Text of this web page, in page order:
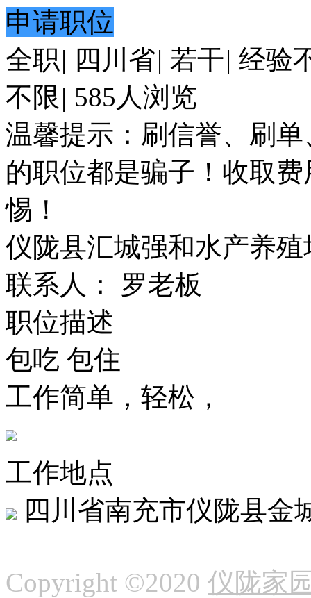
申请职位
全职| 四川省| 若干| 经验
不限 | 585人浏览
温馨提示：刷信誉、刷
的职位都是骗子！收取
惕！
仪陇县汇城强和水产养殖
联系人： 罗老板
职位描述
包吃 包住
工作简单，轻松，
工作地点
四川省南充市仪陇县金
Copyright ©2020 仪陇家